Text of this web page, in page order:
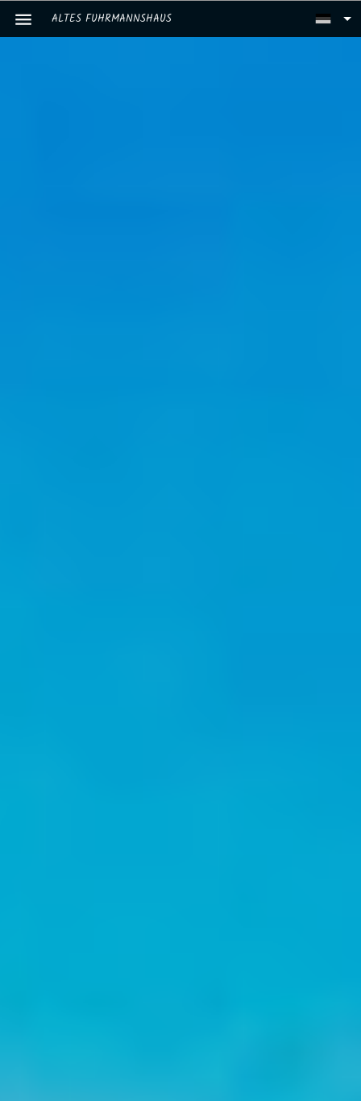
ALTES FUHRMANNSHAUS